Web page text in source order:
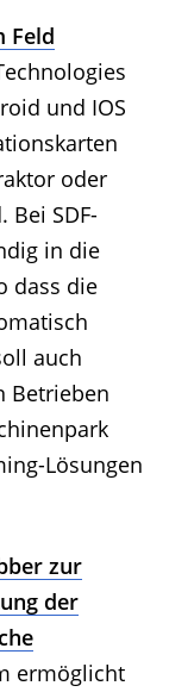
Feld
und IOS
oder
Bei SDF-
in die
dass die
auch
Betrieben
Lösungen
zur
der
ermöglicht